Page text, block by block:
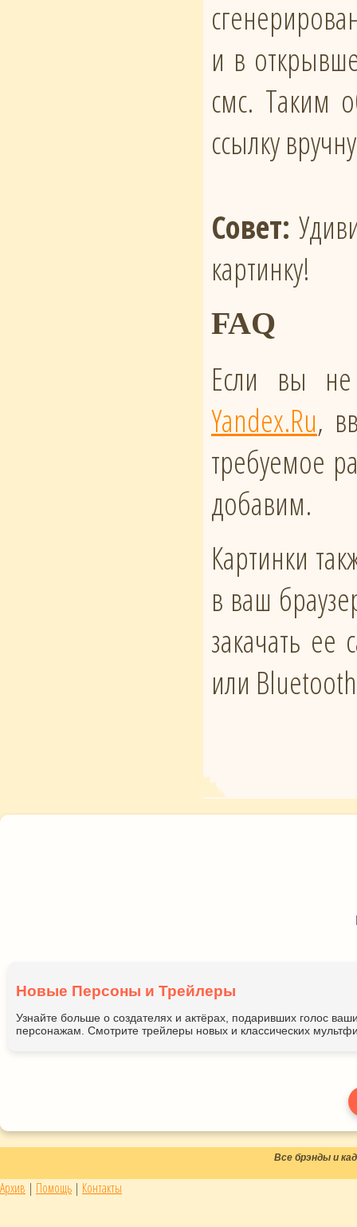
и в
смс. Таким
ссылку
Совет:
картинку!
FAQ
Если вы не
Yandex.Ru,
требуемое
добавим.
Картинки
в ваш
закачать
или
Новые Персоны и Трейлеры
Узнайте больше о создателях и актёрах, подаривших голос
персонажам. Смотрите трейлеры новых и классических
Все брэнды и
Архив | Помощь | Контакты